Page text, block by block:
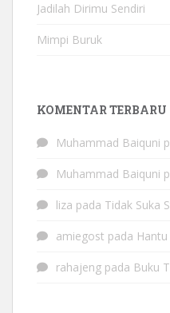
Jadilah Dirimu Sendiri
Mimpi Buruk
KOMENTAR TERBARU
Muhammad Baiquni
Muhammad Baiquni
liza pada Tidak Suka
amiegost pada
rahajeng pada Buku